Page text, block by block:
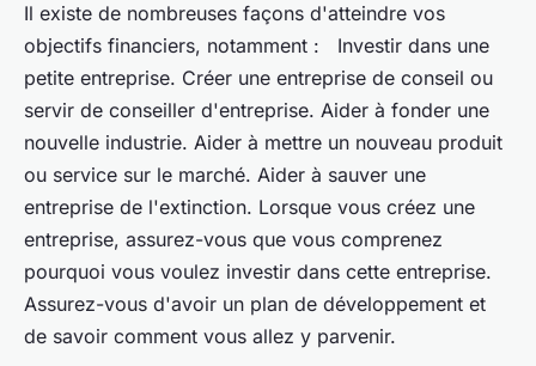
Il existe de nombreuses façons d'atteindre vos
objectifs financiers, notamment : Investir dans une
petite entreprise. Créer une entreprise de conseil ou
servir de conseiller d'entreprise. Aider à fonder une
nouvelle industrie. Aider à mettre un nouveau produit
ou service sur le marché. Aider à sauver une
entreprise de l'extinction. Lorsque vous créez une
entreprise, assurez-vous que vous comprenez
pourquoi vous voulez investir dans cette entreprise.
Assurez-vous d'avoir un plan de développement et
de savoir comment vous allez y parvenir.